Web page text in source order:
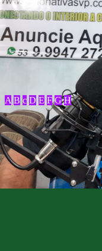
A B c D E F G H